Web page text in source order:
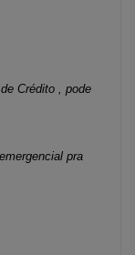
Crédito , pode
pra